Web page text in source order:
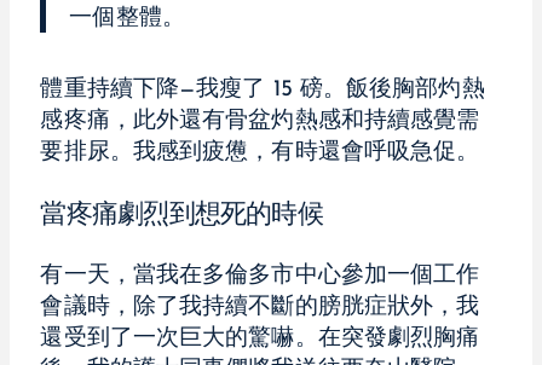
一個整體。
體重持續下降—我瘦了 15 磅。飯後胸部灼熱
感疼痛，此外還有骨盆灼熱感和持續感覺需
要排尿。我感到疲憊，有時還會呼吸急促。
當疼痛劇烈到想死的時候
有一天，當我在多倫多市中心參加一個工作
會議時，除了我持續不斷的膀胱症狀外，我
還受到了一次巨大的驚嚇。在突發劇烈胸痛